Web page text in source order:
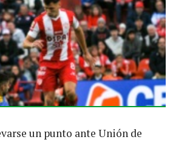
un punto ante Unión de